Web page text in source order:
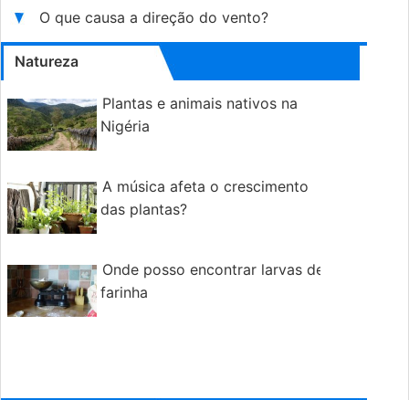
O que causa a direção do vento?
Natureza
Plantas e animais nativos na
Nigéria
A música afeta o crescimento
das plantas?
Onde posso encontrar larvas de
farinha